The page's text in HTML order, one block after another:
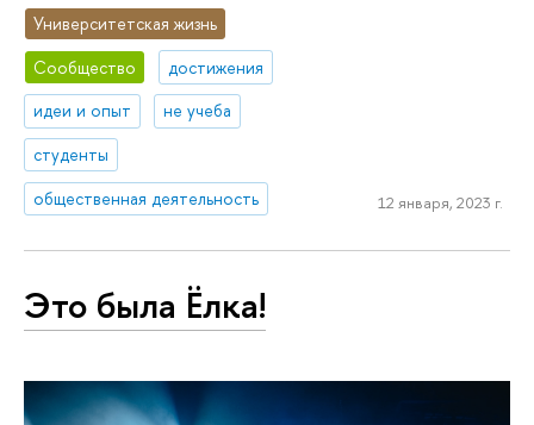
Университетская жизнь
Сообщество
достижения
идеи и опыт
не учеба
студенты
общественная деятельность
12 января, 2023 г.
Это была Ёлка!